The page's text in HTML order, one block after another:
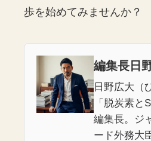
歩を始めてみませんか？
編集長日
日野広大（
「脱炭素と
編集長。ジ
ード外務大